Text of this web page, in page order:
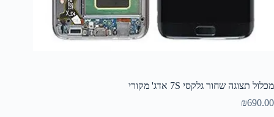
מכלול תצוגה שחור גלקסי 7S אדג' מקורי
₪690.00